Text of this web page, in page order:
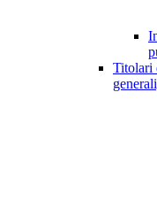
Titolari